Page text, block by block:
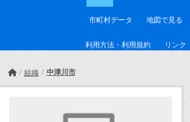
市町村データ 地図で見る
利用方法・利用規約 リンク
組織 中津川市